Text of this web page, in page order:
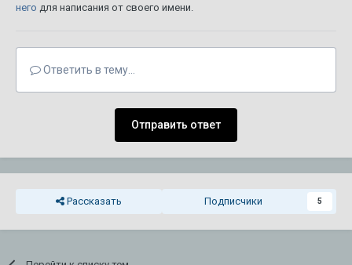
него для написания от своего имени.
Ответить в тему...
Отправить ответ
Рассказать Подписчики 5